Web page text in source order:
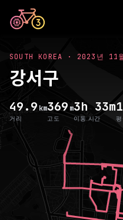
SOUTH KOREA · 2023년 11
강서구
49.9 km
거리
369 m
고도
3h 33m
이동 시간 평